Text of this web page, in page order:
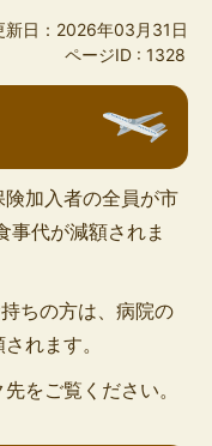
新日：2026年03月31日
ページID : 1328
加入者の全員が市
事代が減額されま
ちの方は、病院の
れます。
をご覧ください。